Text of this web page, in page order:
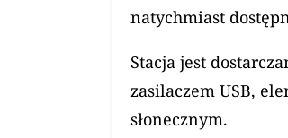
natychmiast
Stacja jest
zasilaczem USB,
słonecznym.